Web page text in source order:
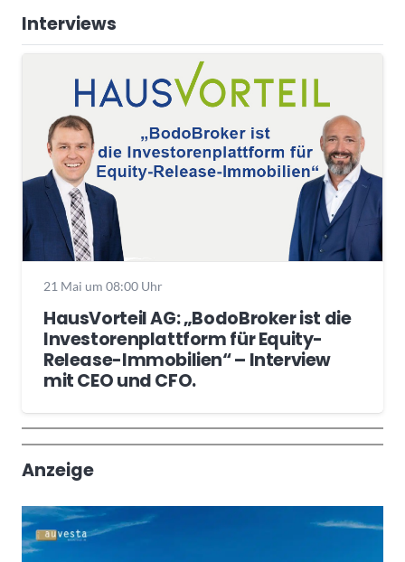
Interviews
21 Mai um 08:00 Uhr
HausVorteil AG: „BodoBroker ist die
Investorenplattform für Equity-
Release-Immobilien“ – Interview
mit CEO und CFO.
Wochenrückblick
Trendthemen
Anzeige